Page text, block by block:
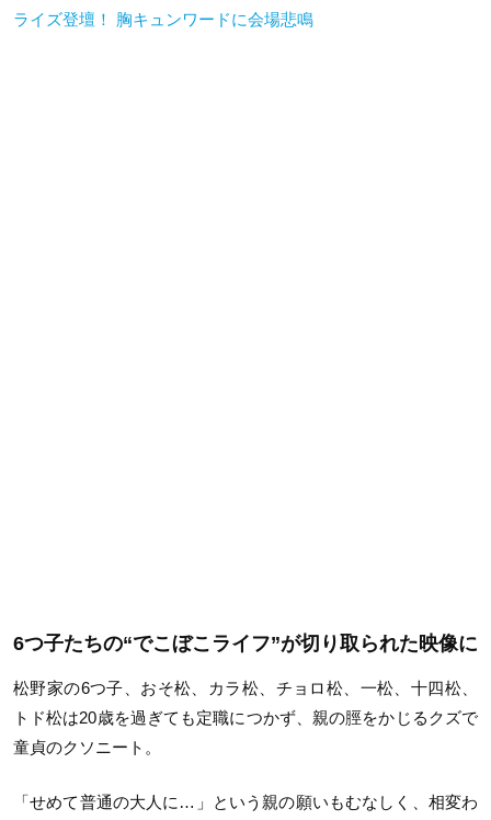
ライズ登壇！ 胸キュンワードに会場悲鳴
6つ子たちの“でこぼこライフ”が切り取られた映像に
松野家の6つ子、おそ松、カラ松、チョロ松、一松、十四松、
トド松は20歳を過ぎても定職につかず、親の脛をかじるクズで
童貞のクソニート。
「せめて普通の大人に…」という親の願いもむなしく、相変わ